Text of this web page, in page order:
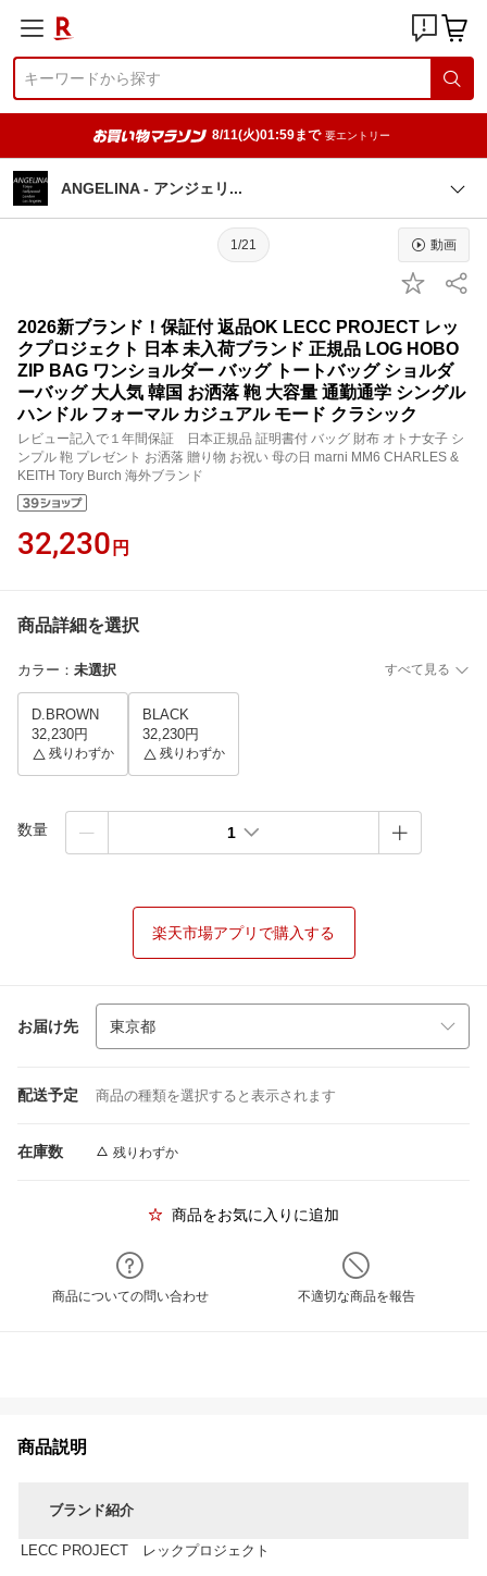
8/11(火)01:59まで 要エントリー
ANGELINA - アンジェ リ
1/21 動画
2026新ブランド！保証付 返品OK LECC PROJECT レッ
クプロジェクト 日本 未入荷ブランド 正規品 LOG HOBO
ZIP BAG ワンショルダー バッグ トートバッグ ショルダ
ーバッグ 大人気 韓国 お洒落 鞄 大容量 通勤通学 シングル
ハンドル フォーマル カジュアル モード クラシック
レビュー記入で１年間保証 日本正規品 証明書付 バッグ 財布 オトナ女子 シ
ンプル 鞄 プレゼント お洒落 贈り物 お祝い 母の日 marni MM6 CHARLES &
KEITH Tory Burch 海外ブランド
32,230 円
商品詳細を選択
カラー ： 未選択 すべて見る
D.BROWN
32,230円
残りわずか
BLACK
32,230円
残りわずか
数量 1
楽天市場アプリで購入する
お届け先
配送予定 商品の種類を選択すると表示されます
在庫数 残りわずか
商品をお気に入りに追加
商品についての問い合わせ 不適切な商品を報告
商品説明
ブランド紹介
LECC PROJECT レックプロジェクト